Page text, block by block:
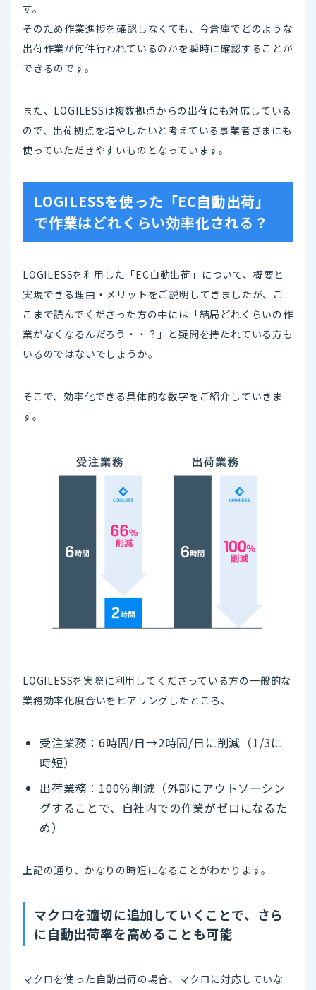
す。
そのため作業進捗を確認しなくても、今倉庫でどのような
出荷作業が何件行われているのかを瞬時に確認することが
できるのです。
また、LOGILESSは複数拠点からの出荷にも対応している
ので、出荷拠点を増やしたいと考えている事業者さまにも
使っていただきやすいものとなっています。
LOGILESSを使った「EC自動出荷」
で作業はどれくらい効率化される？
LOGILESSを利用した「EC自動出荷」について、概要と
実現できる理由・メリットをご説明してきましたが、こ
こまで読んでくださった方の中には「結局どれくらいの作
業がなくなるんだろう・・？」と疑問を持たれている方も
いるのではないでしょうか。
そこで、効率化できる具体的な数字をご紹介していきま
す。
LOGILESSを実際に利用してくださっている方の一般的な
業務効率化度合いをヒアリングしたところ、
受注業務：6時間/日→2時間/日に削減（1/3に
時短）
出荷業務：100％削減（外部にアウトソーシン
グすることで、自社内での作業がゼロになるた
め）
上記の通り、かなりの時短になることがわかります。
マクロを適切に追加していくことで、さら
に自動出荷率を高めることも可能
マクロを使った自動出荷の場合、マクロに対応していな